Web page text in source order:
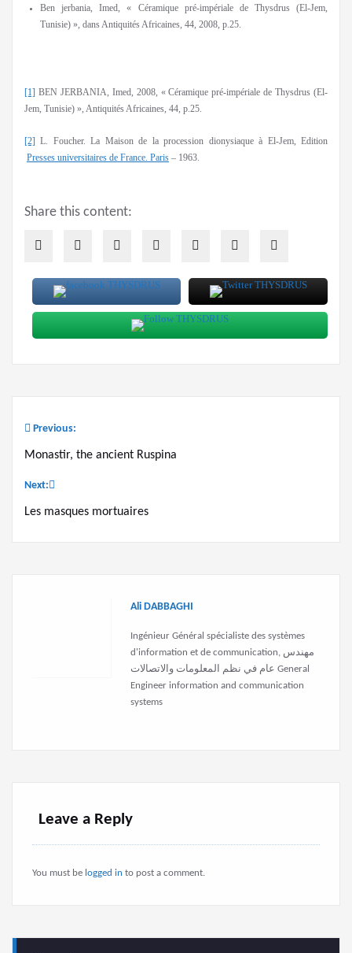
Ben jerbania, Imed, « Céramique pré-impériale de Thysdrus (El-Jem,
Tunisie) », dans Antiquités Africaines, 44, 2008, p.25.
[1] BEN JERBANIA, Imed, 2008, « Céramique pré-impériale de Thysdrus (El-
Jem, Tunisie) », Antiquités Africaines, 44, p.25.
[2] L. Foucher. La Maison de la procession dionysiaque à El-Jem, Edition
Presses universitaires de France. Paris – 1963.
Share this content:
Post
Previous:
Monastir, the ancient Ruspina
Next:
Les masques mortuaires
Ali DABBAGHI
Ingénieur Général spécialiste des systèmes
d'information et de communication, مهندس
عام في نظم المعلومات والاتصالات General
Engineer information and communication
systems
Leave a Reply
You must be logged in to post a comment.